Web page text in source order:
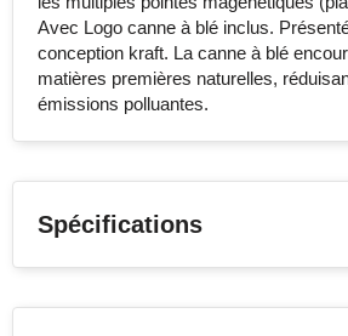
Avec Logo canne à blé inclus.
conception kraft. La canne à blé
matières premières naturelles,
émissions polluantes.
Spécifications